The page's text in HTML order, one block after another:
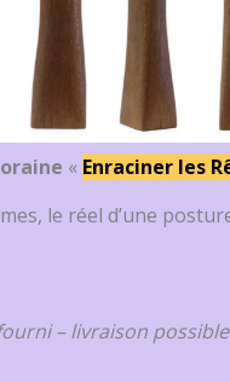
« Enraciner les
le réel d’une
– livraison